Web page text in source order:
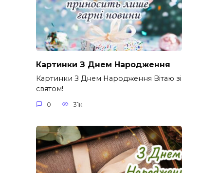
Картинки З Днем Народження
Картинки З Днем Народження Вітаю зі
святом!
0 31к.